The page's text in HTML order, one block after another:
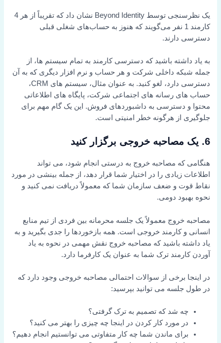
یک نظرسنجی توسط Beyond Identity نشان داد که تقریباً از هر 4
کارمند 1 نفر می‌گویند که هنوز به حساب‌های شغلی قبلی
دسترسی دارند.
به یاد داشته باشید که دسترسی کارمند به تمام سیستم ها، از
جمله شبکه داخلی شرکت و هر حساب و نرم افزار دیگری که به آن
دسترسی دارد، لغو کنید. به عنوان مثال، سیستم های CRM،
حساب های رسانه های اجتماعی شرکت، پایگاه های اطلاعاتی
محتوا و دسترسی به داشبوردهای فروش. این یک گام مهم برای
جلوگیری از هرگونه خطر امنیتی است.
6. یک مصاحبه خروجی برگزار کنید
هنگامی که مصاحبه خروج به درستی انجام شود، می تواند
اطلاعات زیادی را در اختیار شما قرار دهد، از جمله بینشی در مورد
نقاط قوت و ضعف سازمان شما که معمولاً دریافت نمی کنید و
نحوه بهبود دومی.
مصاحبه خروج معمولاً یک جلسه محرمانه بین فردی از تیم منابع
انسانی و کارمند خروجی است. همه بازخوردها را جدی بگیرید و به
یاد داشته باشید که مصاحبه خروج نقش مهمی در نحوه به یاد
آوردن کارمند ترک شما به عنوان یک کارفرما دارد.
در اینجا برخی از سوالات احتمالی مصاحبه خروجی وجود دارد که
در طول جلسه می توانید بپرسید:
چه شد که تصمیم به ترک گرفتی؟
در مورد کار کردن در اینجا چه چیزی را بهتر می کنید؟
برای ماندن شما چه کار متفاوتی می توانستیم انجام دهیم؟